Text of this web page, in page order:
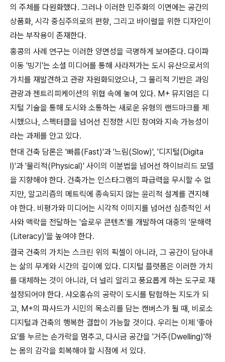
의 주체를 다원화했다. 그러나 이러한 민주화의 이면에는 공간의
상품화, 시각 중심주의로의 편향, 그리고 바이럴을 위한 디자인이
라는 부작용이 존재한다.
홍콩의 사례 연구는 이러한 양면성을 극명하게 보여준다. 다이파
이동 '빙기'는 소셜 미디어를 통해 사라져가는 도시 유산으로서의
가치를 재발견하고 관광 자원화되었으나, 그 물리적 기반은 과잉
관광과 젠트리피케이션의 위협 속에 놓여 있다. M+ 뮤지엄은 디
지털 기술을 통해 도시와 소통하는 새로운 유형의 랜드마크를 제
시했으나, 스펙터클을 넘어선 진정한 시민 참여와 지속 가능성이
라는 과제를 안고 있다.
현대 건축 담론은 '빠름(Fast)'과 '느림(Slow)', '디지털(Digita
l)'과 '물리적(Physical)' 사이의 이분법을 넘어선 하이브리드 모델
을 지향해야 한다. 건축가는 인스타그램의 파급력을 무시할 수 없
지만, 알고리즘의 메트릭에 종속되지 않는 윤리적 설계를 견지해
야 한다. 비평가와 미디어는 시각적 이미지를 넘어선 심층적인 서
사와 맥락을 전달하는 '슬로우 콘텐츠'를 개발하여 대중의 '문해력
(Literacy)'을 높여야 한다.
결국 건축의 가치는 스크린 위의 픽셀이 아니라, 그 공간이 담아내
는 삶의 무게와 시간의 깊이에 있다. 디지털 플랫폼은 이러한 가치
를 대체하는 것이 아니라, 더 널리 알리고 풍요롭게 하는 도구로 재
설정되어야 한다. 샤오홍슈의 공략이 도시를 탐험하는 지도가 되
고, M+의 파사드가 시민의 목소리를 담는 캔버스가 될 때, 비로소
디지털과 건축의 행복한 결합이 가능할 것이다. 우리는 이제 '좋아
요'를 누르는 손가락을 멈추고, 다시금 공간을 '거주(Dwelling)'하
는 몸의 감각을 회복해야 할 시점에 서 있다.